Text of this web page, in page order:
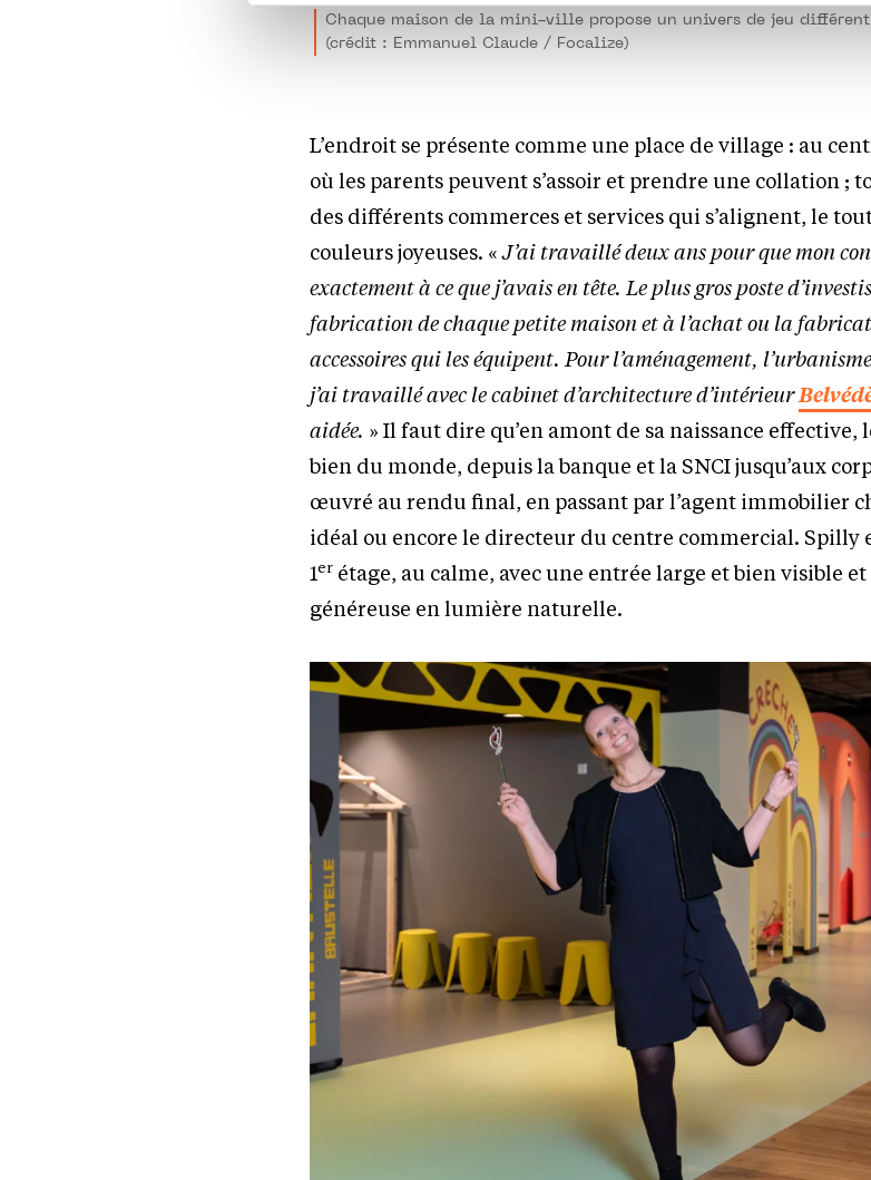
personnelles, vous pouvez consulter notreCharte d’usage des cookieset
personnelles.
Chaque maison de la mini-ville propose un univers de jeu
(crédit : Emmanuel Claude / Focalize)
L’endroit se présente comme une place de village : au
où les parents peuvent s’assoir et prendre une collation ;
des différents commerces et services qui s’alignent, le
couleurs joyeuses. «J’ai travaillé deux ans pour que mon
exactement à ce que j’avais en tête. Le plus gros poste
fabrication de chaque petite maison et à l’achat ou la
accessoires qui les équipent. Pour l’aménagement,
j’ai travaillé avec le cabinet d’architecture d’intérieur
aidée. » Il faut dire qu’en amont de sa naissance effective,
bien du monde, depuis la banque et la SNCI jusqu’aux
œuvré au rendu final, en passant par l’agent immobilier
idéal ou encore le directeur du centre commercial. Spilly
1er étage, au calme, avec une entrée large et bien visible
généreuse en lumière naturelle.